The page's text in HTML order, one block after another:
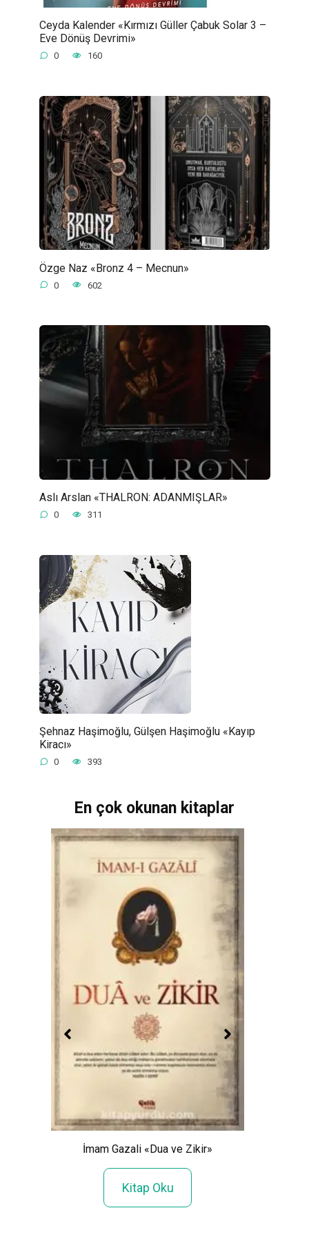
Ceyda Kalender «Kırmızı Güller Çabuk Solar 3 –
Eve Dönüş Devrimi»
0 160
Özge Naz «Bronz 4 – Mecnun»
0 602
Aslı Arslan «THALRON: ADANMIŞLAR»
0 311
Şehnaz Haşimoğlu, Gülşen Haşimoğlu «Kayıp
Kiracı»
0 393
En çok okunan kitaplar
İmam Gazali «Dua ve Zikir»
Kitap Oku